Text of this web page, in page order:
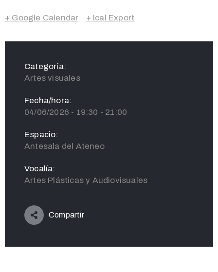
+ Google Calendar + Ical Export
Categoría:
Artes visuales
Fecha/hora:
04/06/2026 - 19:30 - 21:00
Espacio:
Antesala del Ateneo
Vocalía:
Artes Plásticas y Audiovisuales
Compartir